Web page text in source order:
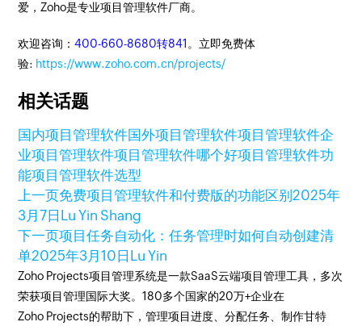
爱，Zoho是专业项目管理软件厂商。
欢迎咨询：400-660-8680转841 。立即免费体
验: https://www.zoho.com.cn/projects/
相关话题
国内项目管理软件国外项目管理软件项目管理软件企
业项目管理软件项目管理软件哪个好项目管理软件功
能项目管理软件选型
上一页免费项目管理软件和付费版的功能区别2025年
3月7日 Lu Yin Shang
下一页项目任务自动化：任务管理时如何自动创建清
单2025年3月10日 Lu Yin
Zoho Projects项目管理系统是一款SaaS云端项目管理工具，多次
荣获项目管理国际大奖。180多个国家的20万+企业在
Zoho Projects的帮助下，管理项目进度、分配任务、制作甘特